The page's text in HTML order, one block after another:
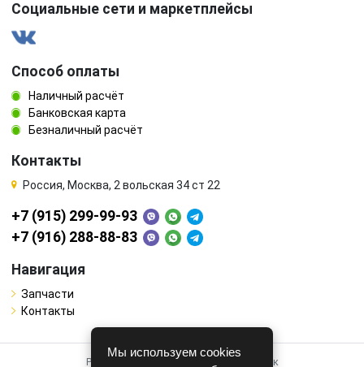
Социальные сети и маркетплейсы
Способ оплаты
Наличный расчёт
Банковская карта
Безналичный расчёт
Контакты
Россия, Москва, 2 вольская 34 ст 22
+7 (915) 299-99-93
+7 (916) 288-88-83
Навигация
Запчасти
Контакты
Работает на системе для авторазборок
Мы используем cookies